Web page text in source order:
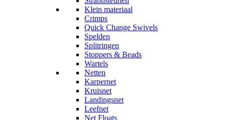
Klein materiaal
Crimps
Quick Change Swivels
Spelden
Splitringen
Stoppers & Beads
Wartels
Netten
Karpernet
Kruisnet
Landingsnet
Leefnet
Net Floats